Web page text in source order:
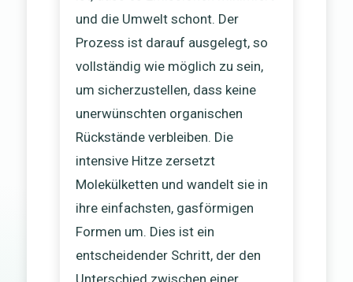
und die Umwelt schont. Der
Prozess ist darauf ausgelegt, so
vollständig wie möglich zu sein,
um sicherzustellen, dass keine
unerwünschten organischen
Rückstände verbleiben. Die
intensive Hitze zersetzt
Molekülketten und wandelt sie in
ihre einfachsten, gasförmigen
Formen um. Dies ist ein
entscheidender Schritt, der den